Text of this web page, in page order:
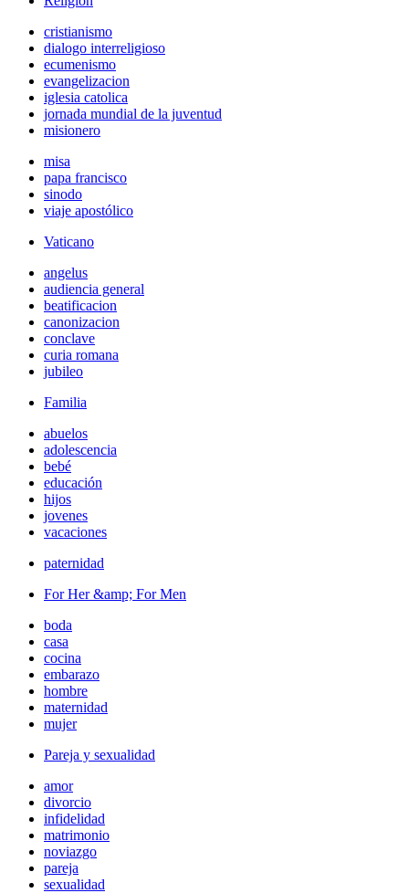
cristianismo
dialogo interreligioso
ecumenismo
evangelizacion
iglesia catolica
jornada mundial de la juventud
misionero
misa
papa francisco
sinodo
viaje apostólico
Vaticano
angelus
audiencia general
beatificacion
canonizacion
conclave
curia romana
jubileo
Familia
abuelos
adolescencia
bebé
educación
hijos
jovenes
vacaciones
paternidad
For Her &amp; For Men
boda
casa
cocina
embarazo
hombre
maternidad
mujer
Pareja y sexualidad
amor
divorcio
infidelidad
matrimonio
noviazgo
pareja
sexualidad